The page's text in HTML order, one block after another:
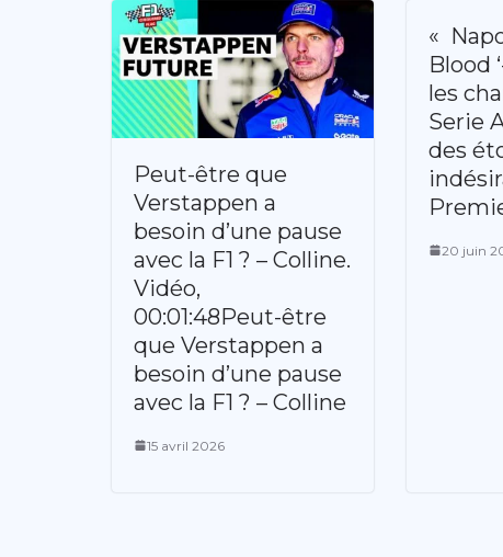
Peut-être que
Verstappen a
besoin d’une pause
avec la F1 ? – Colline.
Vidéo,
00:01:48Peut-être
que Verstappen a
besoin d’une pause
avec la F1 ? – Colline
15 avril 2026
«
Blood
les
Serie
des
20 juin